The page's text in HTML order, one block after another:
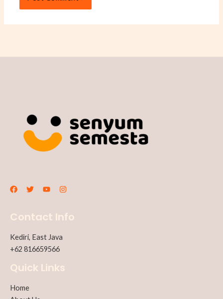
Contact Info
Kediri, East Java
+62 816659566
Quick Links
Home